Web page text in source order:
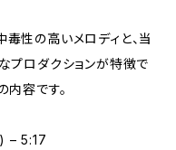
性の高いメロディと、当
プロダクションが特徴で
内容です。
– 5:17